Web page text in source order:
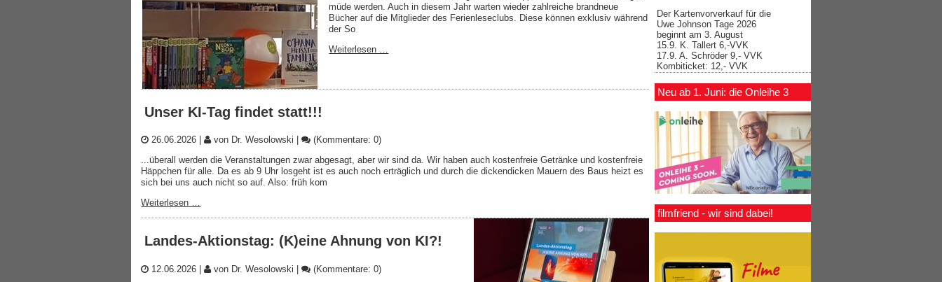
Der Kartenvorverkauf für die
Uwe Johnson Tage 2026
beginnt am 3. August
15.9. K. Tallert 6,-VVK
17.9. A. Schröder 9,- VVK
Kombiticket: 12,- VVK
Neu ab 1. Juni: die Onleihe 3
filmfriend - wir sind dabei!
müde werden. Auch in diesem Jahr warten wieder zahlreiche brandneue
Bücher auf die Mitglieder des Ferienleseclubs. Diese können exklusiv während
der So
Weiterlesen …
Unser KI-Tag findet statt!!!
26.06.2026 | von Dr. Wesolowski |
(Kommentare: 0)
...überall werden die Veranstaltungen zwar abgesagt, aber wir sind da. Wir haben auch kostenfreie Getränke und kostenfreie
Häppchen für alle. Da es ab 9 Uhr losgeht ist es auch noch erträglich und durch die dickendicken Mauern des Baus heizt es
sich bei uns auch nicht so auf. Also: früh kom
Weiterlesen …
Landes-Aktionstag: (K)eine Ahnung von KI?!
12.06.2026 | von Dr. Wesolowski |
(Kommentare: 0)